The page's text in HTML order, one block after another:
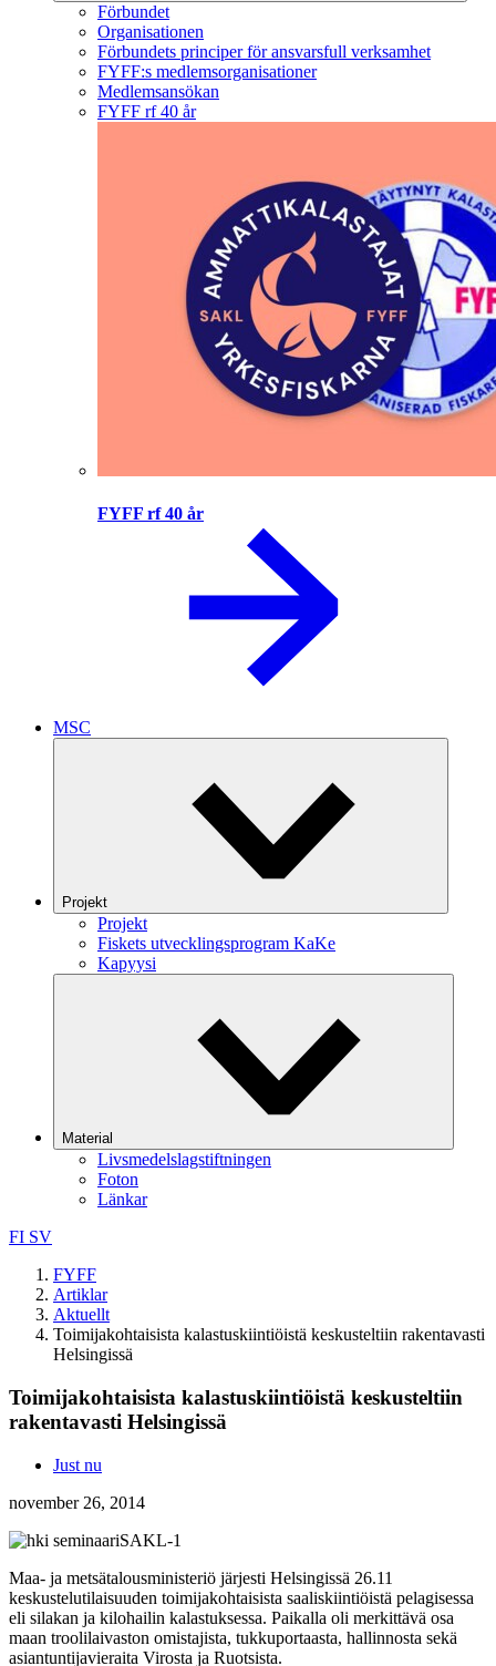
Förbundet
Organisationen
Förbundets principer för ansvarsfull verksamhet
FYFF:s medlemsorganisationer
Medlemsansökan
FYFF rf 40 år
FYFF rf 40 år
MSC
Projekt
Projekt
Fiskets utvecklingsprogram KaKe
Kapyysi
Material
Livsmedelslagstiftningen
Foton
Länkar
FI SV
FYFF
Artiklar
Aktuellt
Toimijakohtaisista kalastuskiintiöistä keskusteltiin rakentavasti
Helsingissä
Toimijakohtaisista kalastuskiintiöistä keskusteltiin
rakentavasti Helsingissä
Just nu
november 26, 2014
Maa- ja metsätalousministeriö järjesti Helsingissä 26.11
keskustelutilaisuuden toimijakohtaisista saaliskiintiöistä pelagisessa
eli silakan ja kilohailin kalastuksessa. Paikalla oli merkittävä osa
maan troolilaivaston omistajista, tukkuportaasta, hallinnosta sekä
asiantuntijavieraita Virosta ja Ruotsista.